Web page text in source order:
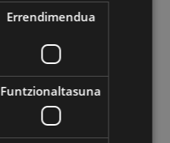
Errendimendua
Funtzionaltasuna